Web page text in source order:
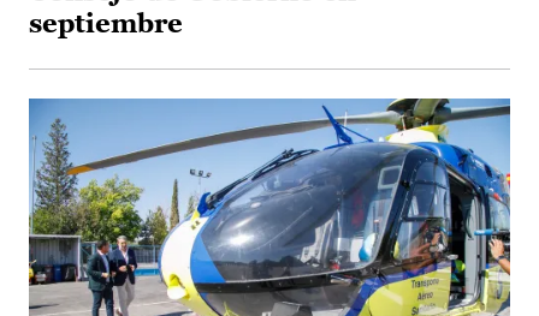
septiembre